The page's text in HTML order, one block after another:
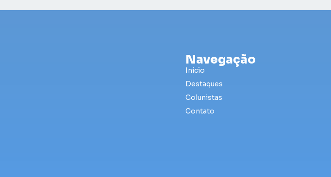
Navegação
Início
Destaques
Colunistas
Contato